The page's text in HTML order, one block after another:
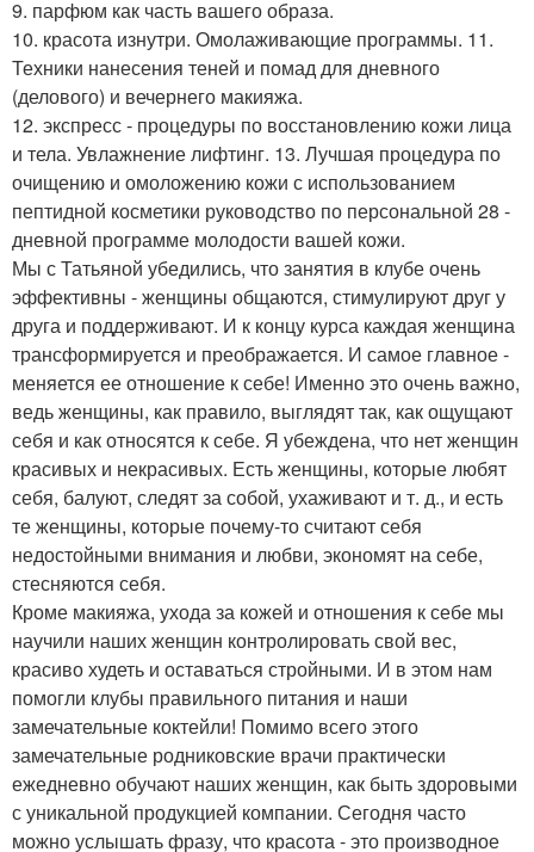
9. парфюм как часть вашего образа.
10. красота изнутри. Омолаживающие программы. 11.
Техники нанесения теней и помад для дневного
(делового) и вечернего макияжа.
12. экспресс - процедуры по восстановлению кожи лица
и тела. Увлажнение лифтинг. 13. Лучшая процедура по
очищению и омоложению кожи с использованием
пептидной косметики руководство по персональной 28 -
дневной программе молодости вашей кожи.
Мы с Татьяной убедились, что занятия в клубе очень
эффективны - женщины общаются, стимулируют друг у
друга и поддерживают. И к концу курса каждая женщина
трансформируется и преображается. И самое главное -
меняется ее отношение к себе! Именно это очень важно,
ведь женщины, как правило, выглядят так, как ощущают
себя и как относятся к себе. Я убеждена, что нет женщин
красивых и некрасивых. Есть женщины, которые любят
себя, балуют, следят за собой, ухаживают и т. д., и есть
те женщины, которые почему-то считают себя
недостойными внимания и любви, экономят на себе,
стесняются себя.
Кроме макияжа, ухода за кожей и отношения к себе мы
научили наших женщин контролировать свой вес,
красиво худеть и оставаться стройными. И в этом нам
помогли клубы правильного питания и наши
замечательные коктейли! Помимо всего этого
замечательные родниковские врачи практически
ежедневно обучают наших женщин, как быть здоровыми
с уникальной продукцией компании. Сегодня часто
можно услышать фразу, что красота - это производное